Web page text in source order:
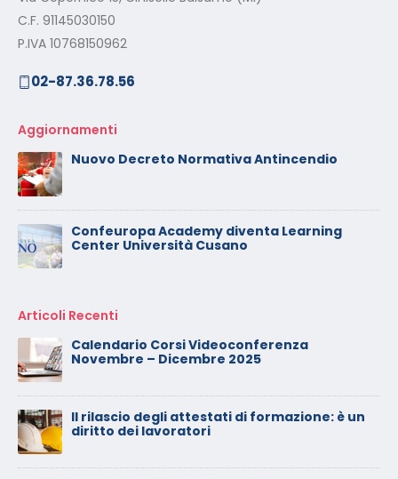
C.F. 91145030150
P.IVA 10768150962
02-87.36.78.56
Aggiornamenti
Nuovo Decreto Normativa Antincendio
Confeuropa Academy diventa Learning
Center Università Cusano
Articoli Recenti
Calendario Corsi Videoconferenza
Novembre – Dicembre 2025
Il rilascio degli attestati di formazione: è un
diritto dei lavoratori